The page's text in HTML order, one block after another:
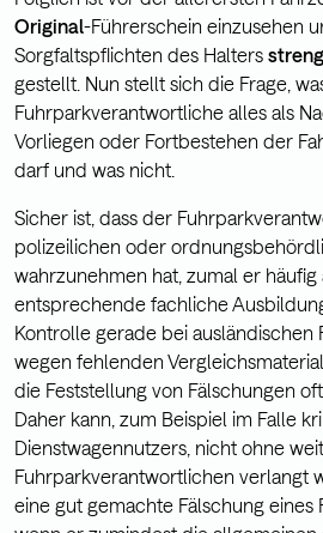
Original-Führerschein einzusehen
Sorgfaltspflichten des Halters
gestellt. Nun stellt sich die Frage,
Fuhrparkverantwortliche alles als
Vorliegen oder Fortbestehen der
darf und was nicht.
Sicher ist, dass der
polizeilichen oder
wahrzunehmen hat, zumal er
entsprechende fachliche
Kontrolle gerade bei ausländischen
wegen fehlenden
die Feststellung von Fälschungen
Daher kann, zum Beispiel im Falle
Dienstwagennutzers, nicht ohne
Fuhrparkverantwortlichen verlangt
eine gut gemachte Fälschung eines